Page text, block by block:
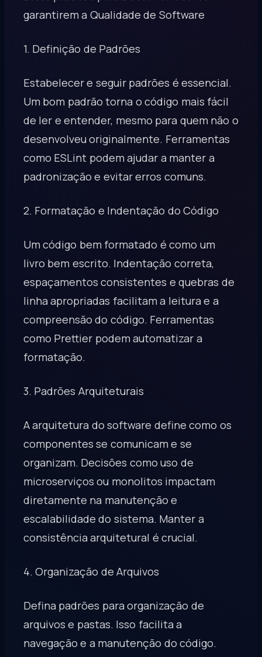
garantirem a Qualidade de Software
1. Definição de Padrões
Estabelecer e seguir padrões é essencial.
Um bom padrão torna o código mais fácil
de ler e entender, mesmo para quem não o
desenvolveu originalmente. Ferramentas
como ESLint podem ajudar a manter a
padronização e evitar erros comuns.
2. Formatação e Indentação do Código
Um código bem formatado é como um
livro bem escrito. Indentação correta,
espaçamentos consistentes e quebras de
linha apropriadas facilitam a leitura e a
compreensão do código. Ferramentas
como Prettier podem automatizar a
formatação.
3. Padrões Arquiteturais
A arquitetura do software define como os
componentes se comunicam e se
organizam. Decisões como uso de
microserviços ou monolitos impactam
diretamente na manutenção e
escalabilidade do sistema. Manter a
consistência arquitetural é crucial.
4. Organização de Arquivos
Defina padrões para organização de
arquivos e pastas. Isso facilita a
navegação e a manutenção do código.